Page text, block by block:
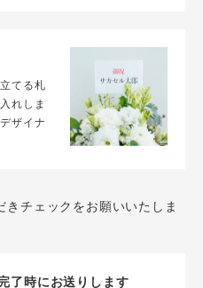
てる札
れしま
ザイナ
きチェックをお願いいたしま
了時にお送りします